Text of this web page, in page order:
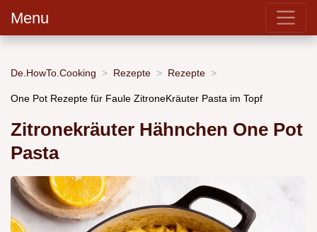
Menu
De.HowTo.Cooking Rezepte Rezepte
One Pot Rezepte für Faule ZitroneKräuter Pasta im Topf
Zitronekräuter Hähnchen One Pot
Pasta